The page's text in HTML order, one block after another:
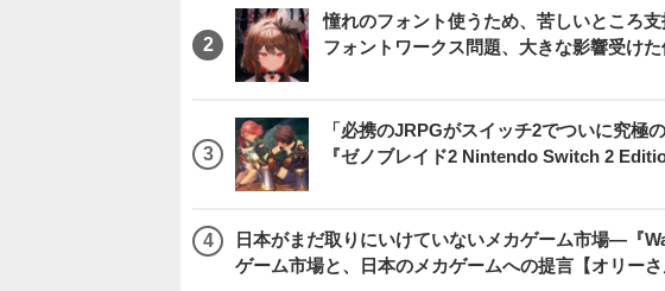
憧れのフォント使うため、苦しいところ
フォントワークス問題、大きな影響受け
「必携のJRPGがスイッチ2でついに究極
『ゼノブレイド2 Nintendo Switch 2
日本がまだ取りにいけていないメカゲーム市場―『
ゲーム市場と、日本のメカゲームへの提言【オリーさ